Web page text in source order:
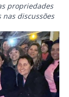
propriedades
discussões